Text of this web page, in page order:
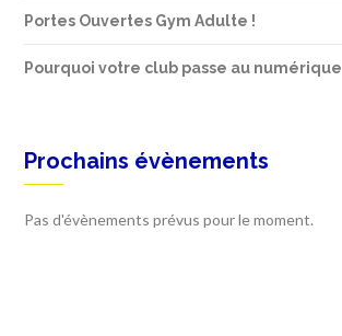
Portes Ouvertes Gym Adulte !
Pourquoi votre club passe au numérique
Prochains évènements
Pas d'évènements prévus pour le moment.